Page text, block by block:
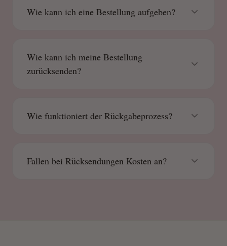
Wie kann ich eine Bestellung aufgeben?
Wie kann ich meine Bestellung
zurücksenden?
Wie funktioniert der Rückgabeprozess?
Fallen bei Rücksendungen Kosten an?